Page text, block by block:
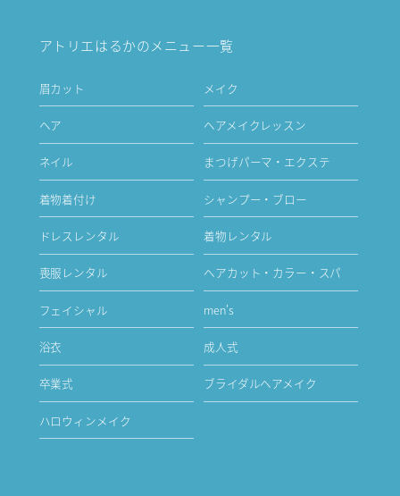
アトリエはるかのメニュー一覧
眉カット メイク
ヘア ヘアメイクレッスン
ネイル まつげパーマ・エクステ
着物着付け シャンプー・ブロー
ドレスレンタル 着物レンタル
喪服レンタル ヘアカット・カラー・スパ
フェイシャル men's
浴衣 成人式
卒業式 ブライダルヘアメイク
ハロウィンメイク